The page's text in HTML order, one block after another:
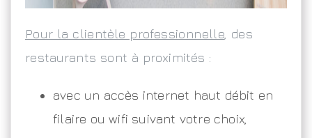
Pour la clientèle professionnelle , des
restaurants sont à proximités :
avec un accès internet haut débit en
filaire ou wifi suivant votre choix,